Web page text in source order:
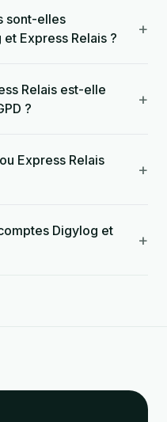
sont-elles
Express Relais ?
+
Relais est-elle
?
+
Express Relais
+
Digylog et
+